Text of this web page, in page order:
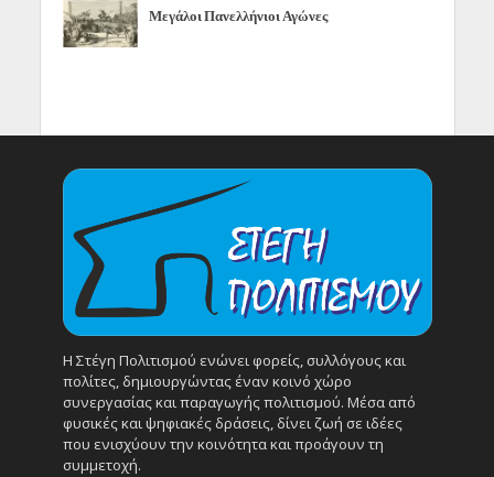
Μεγάλοι Πανελλήνιοι Αγώνες
Η Στέγη Πολιτισμού ενώνει φορείς, συλλόγους και
πολίτες, δημιουργώντας έναν κοινό χώρο
συνεργασίας και παραγωγής πολιτισμού. Μέσα από
φυσικές και ψηφιακές δράσεις, δίνει ζωή σε ιδέες
που ενισχύουν την κοινότητα και προάγουν τη
συμμετοχή.